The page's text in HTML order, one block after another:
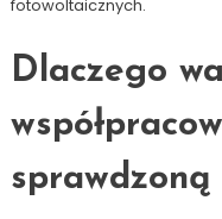
fotowoltaicznych.
Dlaczego